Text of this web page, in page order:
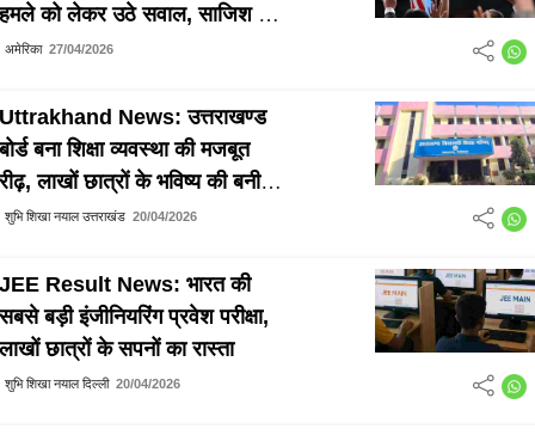
हमले को लेकर उठे सवाल, साजिश या
हकीकत पर छिड़ी बहस
अमेरिका 27/04/2026
Uttrakhand News: उत्तराखण्ड
बोर्ड बना शिक्षा व्यवस्था की मजबूत
रीढ़, लाखों छात्रों के भविष्य की बनी
नींव
शुभि शिखा नयाल उत्तराखंड 20/04/2026
JEE Result News: भारत की
सबसे बड़ी इंजीनियरिंग प्रवेश परीक्षा,
लाखों छात्रों के सपनों का रास्ता
शुभि शिखा नयाल दिल्ली 20/04/2026